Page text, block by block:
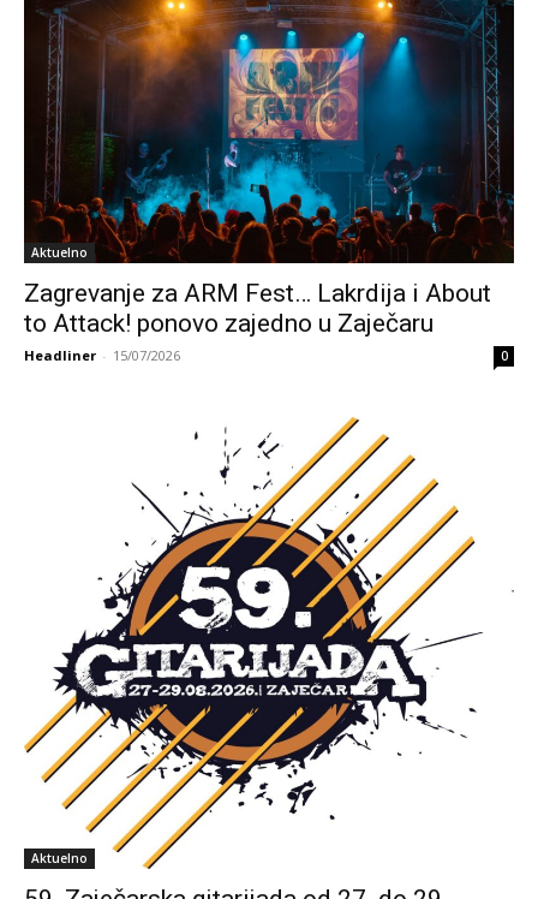
Aktuelno
Zagrevanje za ARM Fest… Lakrdija i About
to Attack! ponovo zajedno u Zaječaru
Headliner - 15/07/2026 0
Aktuelno